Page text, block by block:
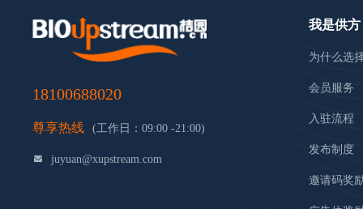
18100688020
尊享热线 (工作日：09:00 -21:00)
juyuan@xupstream.com
我是供方
为什么选
会员服务
入驻流程
发布制度
邀请码奖